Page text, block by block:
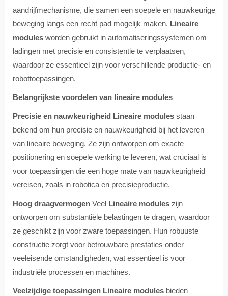
aandrijfmechanisme, die samen een soepele en nauwkeurige
beweging langs een recht pad mogelijk maken. Lineaire
modules worden gebruikt in automatiseringssystemen om
ladingen met precisie en consistentie te verplaatsen,
waardoor ze essentieel zijn voor verschillende productie- en
robottoepassingen.
Belangrijkste voordelen van lineaire modules
Precisie en nauwkeurigheid Lineaire modules staan
bekend om hun precisie en nauwkeurigheid bij het leveren
van lineaire beweging. Ze zijn ontworpen om exacte
positionering en soepele werking te leveren, wat cruciaal is
voor toepassingen die een hoge mate van nauwkeurigheid
vereisen, zoals in robotica en precisieproductie.
Hoog draagvermogen Veel Lineaire modules zijn
ontworpen om substantiële belastingen te dragen, waardoor
ze geschikt zijn voor zware toepassingen. Hun robuuste
constructie zorgt voor betrouwbare prestaties onder
veeleisende omstandigheden, wat essentieel is voor
industriële processen en machines.
Veelzijdige toepassingen Lineaire modules bieden